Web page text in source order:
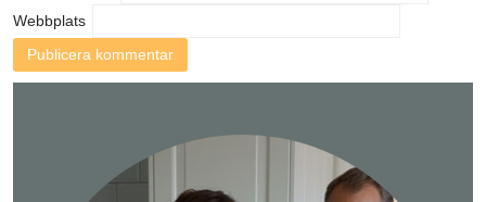
Webbplats